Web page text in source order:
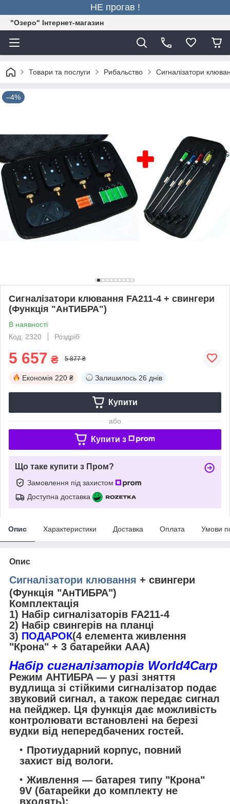
НЕ прогав !
"Озеро" Інтернет-магазин
Товари та послуги Рибальство Сигналізатори
–4%
Сигналізатори клювання FA211-4 + свингери
(Функція "АнТИБРА")
В наявності
Код: 2320
Роздріб
5 657 ₴ 5 877 ₴
Економія 220 ₴ Залишилось 26 днів
Купити
або
Купити з
Що таке купити з Пром?
Замовлення під захистом
Доступна доставка
Опис Характеристики Доставка Оплата Умови
Опис
Сигналізатори клювання + свингери
(Функція "АнТИБРА")
Комплектація
1) Набір сигналізаторів FA211-4
2) Набір свингерів на планці
3) ПОДАРОК(4 елемента живлення
"Крона" + 3 батарейки AAA)
Набір сигналізаторів World4Carp
Режим АНТИБРА — у разі зняття
вудлища зі стійкими сигналізатор подає
звуковий сигнал, а також передає сигнал
на пейджер. Ця функція дає можливість
контролювати встановлені на березі
вудки від непередбачених гостей.
Протиударний корпус, повний
захист від вологи.
Живлення — батарея типу "Крона"
9V (батарейки до комплекту не
входять);